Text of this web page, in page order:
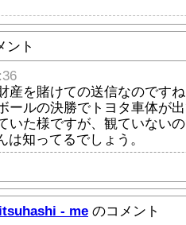
ント
産を賭けての送信なのです
ールの決勝でトヨタ車体が
いた様ですが、観ていない
は知ってるでしょう。
- me のコメント